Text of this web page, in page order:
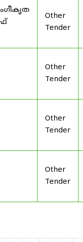
Other
Tender
Other
Tender
Other
Tender
Other
Tender